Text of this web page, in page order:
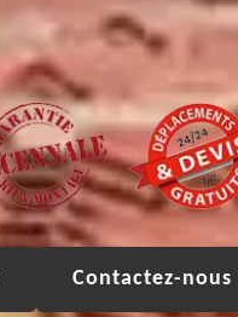
Contactez-nous